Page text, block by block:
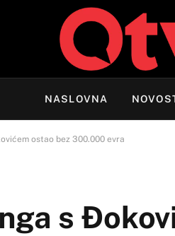
NASLOVNA
ostao bez 300.000 evra
s